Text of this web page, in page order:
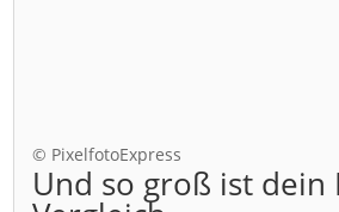
© PixelfotoExpress
Und so groß ist dein